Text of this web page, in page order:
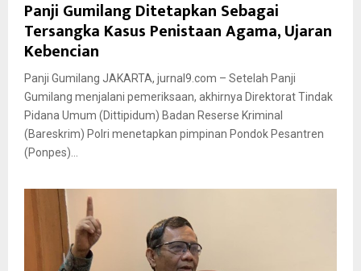
Panji Gumilang Ditetapkan Sebagai
Tersangka Kasus Penistaan Agama, Ujaran
Kebencian
Panji Gumilang JAKARTA, jurnal9.com – Setelah Panji
Gumilang menjalani pemeriksaan, akhirnya Direktorat Tindak
Pidana Umum (Dittipidum) Badan Reserse Kriminal
(Bareskrim) Polri menetapkan pimpinan Pondok Pesantren
(Ponpes)...